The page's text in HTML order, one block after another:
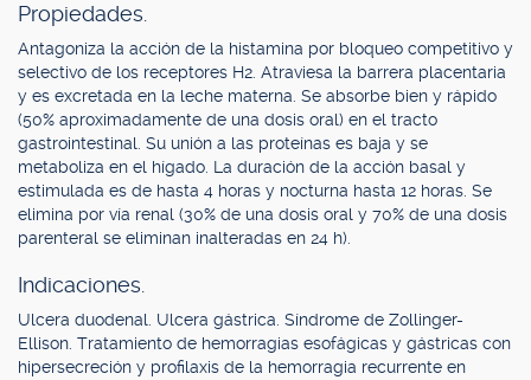
Propiedades.
Antagoniza la acción de la histamina por bloqueo competitivo y
selectivo de los receptores H2. Atraviesa la barrera placentaria
y es excretada en la leche materna. Se absorbe bien y rápido
(50% aproximadamente de una dosis oral) en el tracto
gastrointestinal. Su unión a las proteínas es baja y se
metaboliza en el hígado. La duración de la acción basal y
estimulada es de hasta 4 horas y nocturna hasta 12 horas. Se
elimina por vía renal (30% de una dosis oral y 70% de una dosis
parenteral se eliminan inalteradas en 24 h).
Indicaciones.
Ulcera duodenal. Ulcera gástrica. Síndrome de Zollinger-
Ellison. Tratamiento de hemorragias esofágicas y gástricas con
hipersecreción y profilaxis de la hemorragia recurrente en